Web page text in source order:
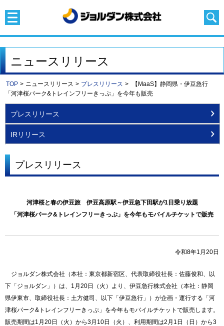
ニュースリリース
TOP > ニュースリリース > プレスリリース >
【MaaS】静岡県・伊豆急行
「河津桜パーク&トレインフリーきっぷ」を今年も販売
プレスリリース
IRリリース
プレスリリース
河津桜と春の伊豆旅 伊豆高原駅～伊豆急下田駅が1日乗り放題
「河津桜パーク&トレインフリーきっぷ」を今年もモバイルチケットで販売
令和8年1月20日
ジョルダン株式会社（本社：東京都新宿区、代表取締役社長：佐藤俊和、以
下「ジョルダン」）は、1月20日（火）より、伊豆急行株式会社（本社：静岡
県伊東市、取締役社長：土方健司、以下「伊豆急行」）が企画・運行する「河
津桜パーク&トレインフリーきっぷ」を今年もモバイルチケットで販売します。
販売期間は1月20日（火）から3月10日（火）、利用期間は2月1日（日）から3